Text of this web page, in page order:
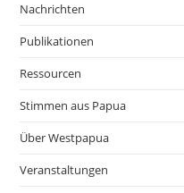
Nachrichten
Publikationen
Ressourcen
Stimmen aus Papua
Über Westpapua
Veranstaltungen